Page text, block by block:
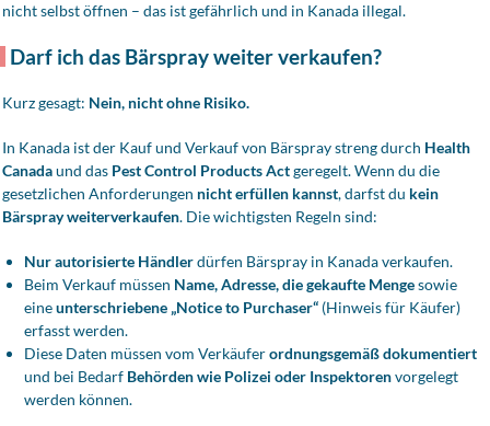
nicht selbst öffnen – das ist gefährlich und in Kanada illegal.
Darf ich das Bärspray weiter verkaufen?
Kurz gesagt: Nein, nicht ohne Risiko.
In Kanada ist der Kauf und Verkauf von Bärspray streng durch Health
Canadaund das Pest Control Products Actgeregelt. Wenn du die
gesetzlichen Anforderungen nicht erfüllen kannst, darfst du kein
Bärspray weiterverkaufen. Die wichtigsten Regeln sind:
Nur autorisierte Händlerdürfen Bärspray in Kanada verkaufen.
Beim Verkauf müssen Name, Adresse, die gekaufte Mengesowie
eineunterschriebene „Notice to Purchaser“ (Hinweis für Käufer)
erfasst werden.
Diese Daten müssen vom Verkäuferordnungsgemäß dokumentiert
und bei Bedarf Behörden wie Polizei oder Inspektorenvorgelegt
werden können.